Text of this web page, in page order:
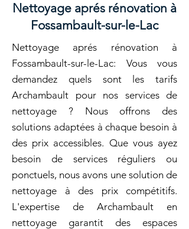
Nettoyage aprés rénovation à
Fossambault-sur-le-Lac
Nettoyage aprés rénovation à
Fossambault-sur-le-Lac: Vous vous
demandez quels sont les tarifs
Archambault pour nos services de
nettoyage ? Nous offrons des
solutions adaptées à chaque besoin à
des prix accessibles. Que vous ayez
besoin de services réguliers ou
ponctuels, nous avons une solution de
nettoyage à des prix compétitifs.
L'expertise de Archambault en
nettoyage garantit des espaces